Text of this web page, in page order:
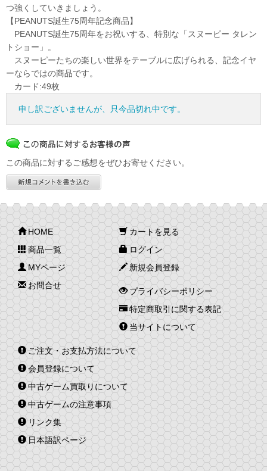
つ強くしていきましょう。
【PEANUTS誕生75周年記念商品】
PEANUTS誕生75周年をお祝いする、特別な「スヌーピー タレン
トショー」。
スヌーピーたちの楽しい世界をテーブルに広げられる、記念イヤ
ーならではの商品です。
カード:49枚
申し訳ございませんが、只今品切れ中です。
この商品に対するご感想をぜひお寄せください。
HOME
商品一覧
MYページ
お問合せ
カートを見る
ログイン
新規会員登録
プライバシーポリシー
特定商取引に関する表記
当サイトについて
ご注文・お支払方法について
会員登録について
中古ゲーム買取りについて
中古ゲームの注意事項
リンク集
日本語訳ページ